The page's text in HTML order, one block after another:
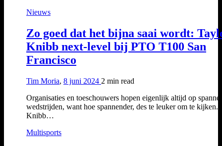
Nieuws
Zo goed dat het bijna saai wordt:
Knibb next-level bij PTO T100 San
Francisco
Tim Moria, 8 juni 2024 2 min read
Organisaties en toeschouwers hopen eigenlijk altijd op
wedstrijden, want hoe spannender, des te leuker om te kijken.
Knibb…
Multisports